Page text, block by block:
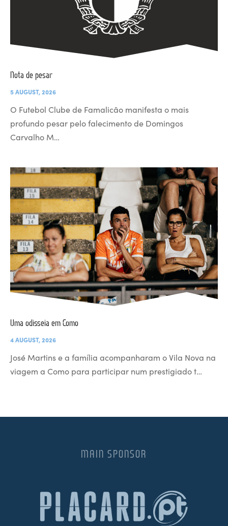
Nota de pesar
5 AUGUST, 2026
O Futebol Clube de Famalicão manifesta o mais
profundo pesar pelo falecimento de Domingos
Carvalho M…
Uma odisseia em Como
4 AUGUST, 2026
José Martins e a família acompanharam o Vila Nova na
viagem a Como para participar num prestigiado t…
MAIN SPONSOR